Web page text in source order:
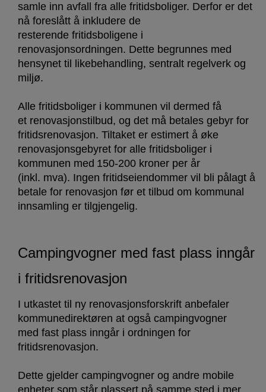
samle inn avfall fra alle fritidsboliger. Derfor er det
nå foreslått å inkludere de
resterende fritidsboligene i
renovasjonsordningen. Dette begrunnes med
hensynet til likebehandling, sentralt regelverk og
miljø.
Alle fritidsboliger i kommunen vil dermed få
et renovasjonstilbud, og det må betales gebyr for
fritidsrenovasjon. Tiltaket er estimert å øke
renovasjonsgebyret for alle fritidsboliger i
kommunen med 150-200 kroner per år
(inkl. mva). Ingen fritidseiendommer vil bli pålagt å
betale for renovasjon før et tilbud om kommunal
innsamling er tilgjengelig.
Campingvogner med fast plass inngår
i fritidsrenovasjon
I utkastet til ny renovasjonsforskrift anbefaler
kommunedirektøren at også campingvogner
med fast plass inngår i ordningen for
fritidsrenovasjon.
Dette gjelder campingvogner og andre mobile